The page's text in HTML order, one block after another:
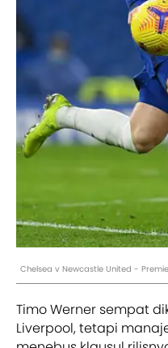
Chelsea v Newcastle United -
Timo Werner sempat
Liverpool, tetapi